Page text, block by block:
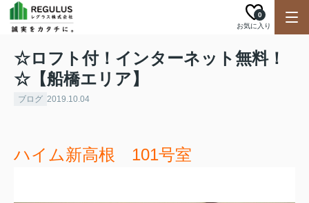
お気に入り
0
☆ロフト付！インターネット無料！
☆【船橋エリア】
ブログ 2019.10.04
ハイム新高根 101号室